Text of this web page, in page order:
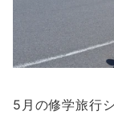
5月の修学旅行